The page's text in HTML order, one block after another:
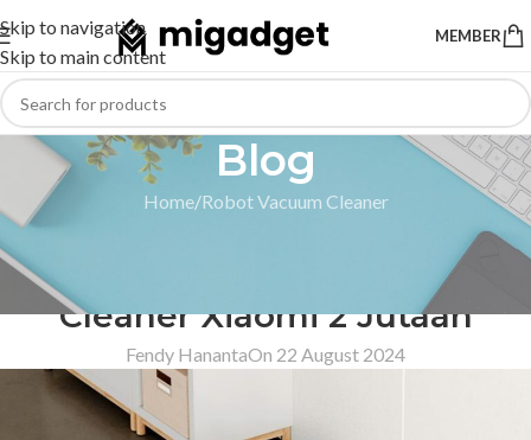
Skip to navigation
Skip to main content
MEMBER
Blog
Home Robot Vacuum Cleaner
Rekomendasi Robot Vacuum
Cleaner Xiaomi 2 Jutaan
Fendy HanantaOn 22 August 2024